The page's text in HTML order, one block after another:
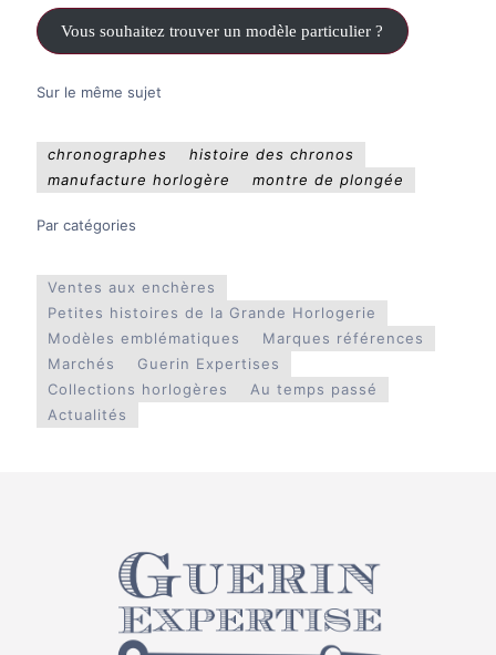
Vous souhaitez trouver un modèle particulier ?
Sur le même sujet
chronographes
histoire des chronos
manufacture horlogère
montre de plongée
Par catégories
Ventes aux enchères
Petites histoires de la Grande Horlogerie
Modèles emblématiques
Marques références
Marchés
Guerin Expertises
Collections horlogères
Au temps passé
Actualités